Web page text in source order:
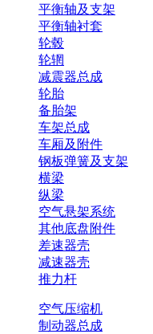
平衡轴及支架
平衡轴衬套
轮毂
轮辋
减震器总成
轮胎
备胎架
车架总成
车厢及附件
钢板弹簧及支架
横梁
纵梁
空气悬架系统
其他底盘附件
差速器壳
减速器壳
推力杆
空气压缩机
制动器总成